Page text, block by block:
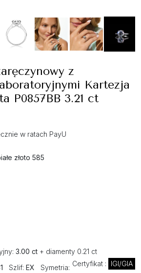
z
Kartezja
P0857BB 3.21 ct
w ratach PayU
złoto 585
3.00 ct + diamenty 0.21 ct
Certyfikat :
IGI/GIA
Szlif: EX
Symetria: